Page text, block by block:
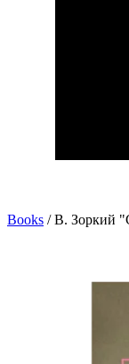
Books / В. Зоркий